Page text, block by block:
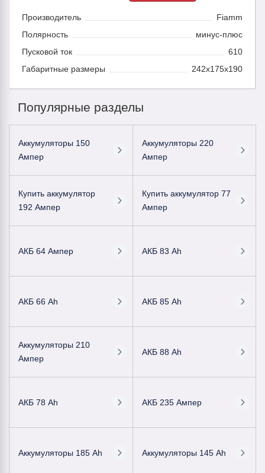
Производитель
Fiamm
Полярность
минус-плюс
Пусковой ток
610
Габаритные размеры
242x175x190
Популярные разделы
Аккумуляторы 150
Ампер
Аккумуляторы 220
Ампер
Купить аккумулятор
192 Ампер
Купить аккумулятор 77
Ампер
АКБ 64 Ампер АКБ 83 Ah
АКБ 66 Ah АКБ 85 Ah
Аккумуляторы 210
Ампер
АКБ 88 Ah
АКБ 78 Ah АКБ 235 Ампер
Аккумуляторы 185 Ah Аккумуляторы 145 Ah